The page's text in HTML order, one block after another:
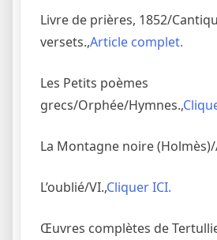
Livre de prières, 1852/
versets.,Article complet.
Les Petits poèmes
grecs/Orphée/Hymnes.,
La Montagne noire (Holmès)/
L’oublié/VI.,Cliquer ICI.
Œuvres complètes de